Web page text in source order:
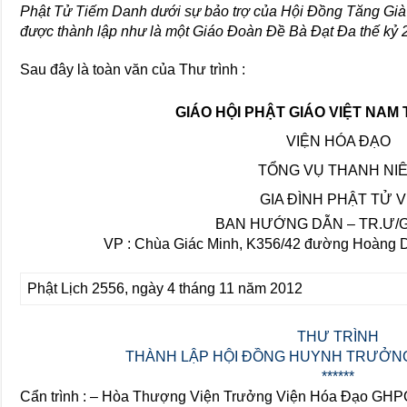
Phật Tử Tiếm Danh dưới sự bảo trợ của Hội Đồng Tăng
được thành lập như là một Giáo Đoàn Đề Bà Đạt Đa thế kỷ
Sau đây là toàn văn của Thư trình :
GIÁO HỘI PHẬT GIÁO VIỆT NAM
VIỆN HÓA ĐẠO
TỔNG VỤ THANH
GIA ĐÌNH PHẬT TỬ
BAN HƯỚNG DẪN – TR.Ư/
VP : Chùa Giác Minh, K356/42 đường Hoàng
Phật Lịch 2556, ngày 4 tháng 11 năm 2012
THƯ TRÌNH
THÀNH LẬP HỘI ĐỒNG HUYNH
******
Cẩn trình : – Hòa Thượng Viện Trưởng Viện Hóa Đạo